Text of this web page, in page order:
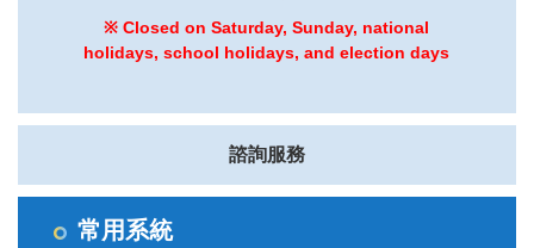
※ Closed on Saturday, Sunday, national
holidays, school holidays, and election days
諮詢服務
常用系統